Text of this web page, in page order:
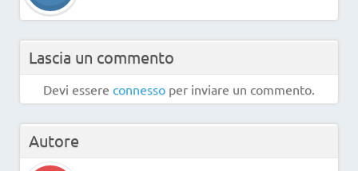
Lascia un commento
Devi essere connesso per inviare un commento.
Autore